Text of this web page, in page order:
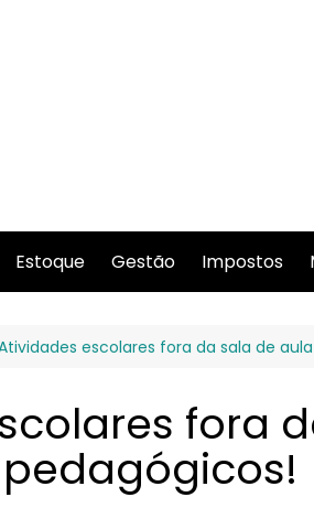
Estoque Gestão Impostos
escolares fora da sala de
fora